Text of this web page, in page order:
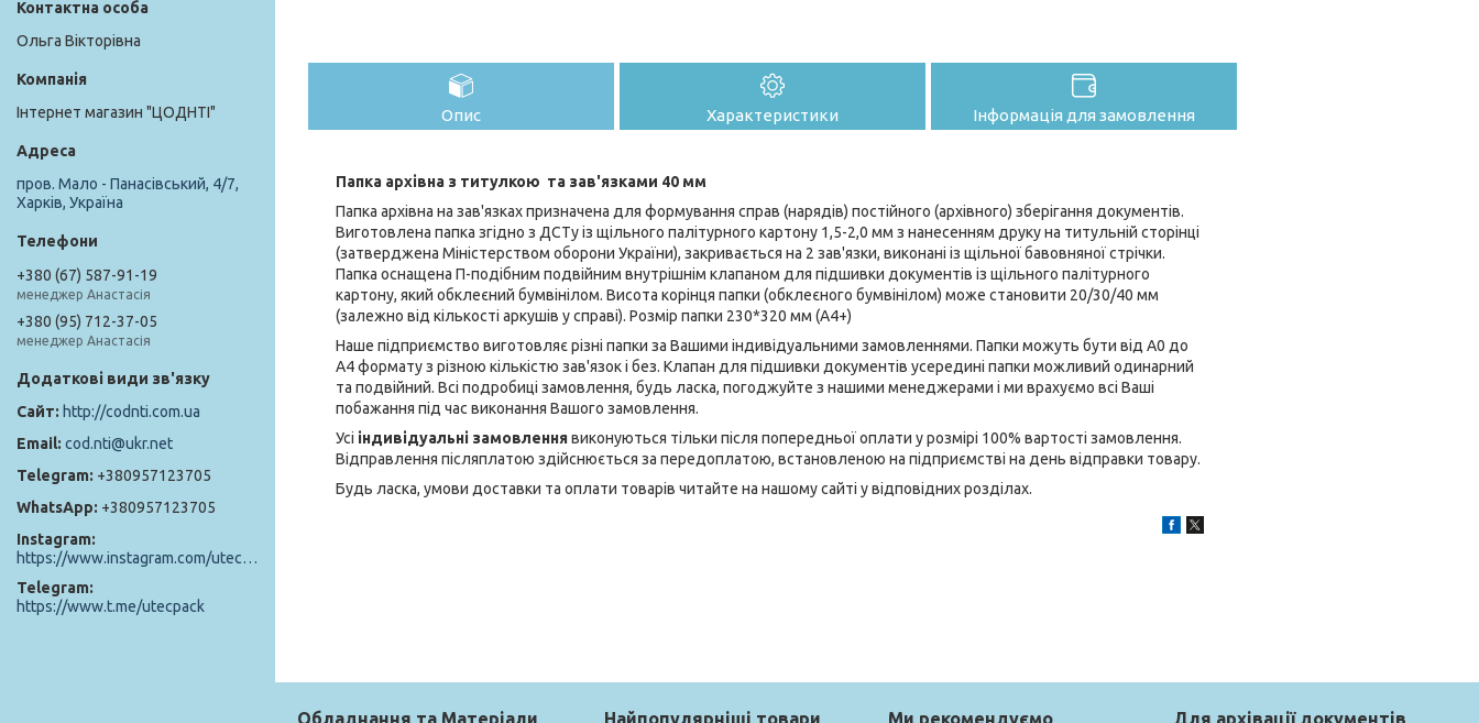
Опис Характеристики Інформація для замовлення
Папка архівна з титулкою та зав'язками 40 мм
Папка архівна на зав'язках призначена для формування справ (нарядів) постійного (архівного) зберігання документів.
Виготовлена ​​папка згідно з ДСТу із щільного палітурного картону 1,5-2,0 мм з нанесенням друку на титульній сторінці
(затверджена Міністерством оборони України), закривається на 2 зав'язки, виконані із щільної бавовняної стрічки.
Папка оснащена П-подібним подвійним внутрішнім клапаном для підшивки документів із щільного палітурного
картону, який обклеєний бумвінілом. Висота корінця папки (обклеєного бумвінілом) може становити 20/30/40 мм
(залежно від кількості аркушів у справі). Розмір папки 230*320 мм (А4+)
Наше підприємство виготовляє різні папки за Вашими індивідуальними замовленнями. Папки можуть бути від А0 до
А4 формату з різною кількістю зав'язок і без. Клапан для підшивки документів усередині папки можливий одинарний
та подвійний. Всі подробиці замовлення, будь ласка, погоджуйте з нашими менеджерами і ми врахуємо всі Ваші
побажання під час виконання Вашого замовлення.
Усі індивідуальні замовленнявиконуються тільки після попередньої оплати у розмірі 100% вартості замовлення.
Відправлення післяплатою здійснюється за передоплатою, встановленою на підприємстві на день відправки товару.
Будь ласка, умови доставки та оплати товарів читайте на нашому сайті у відповідних розділах.
Ольга Вікторівна
Інтернет магазин "ЦОДНТІ"
пров. Мало - Панасівський, 4/7,
Харків, Україна
+380 (67) 587-91-19
менеджер Анастасія
+380 (95) 712-37-05
менеджер Анастасія
http://codnti.com.ua
cod.nti@ukr.net
+380957123705
+380957123705
Instagram
https://www.instagram.com/utec_pack/
Telegram
https://www.t.me/utecpack
Обладнання та Матеріали Найпопулярніші товари Ми рекомендуємо Для архівації документів